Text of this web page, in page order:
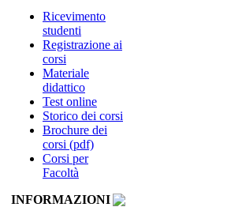
Ricevimento
studenti
Registrazione ai
corsi
Materiale
didattico
Test online
Storico dei corsi
Brochure dei
corsi (pdf)
Corsi per
Facoltà
INFORMAZIONI